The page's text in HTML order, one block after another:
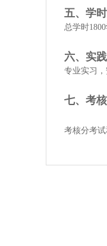
五、学
总学时
六、实
专业实习，
七、考
考核分考